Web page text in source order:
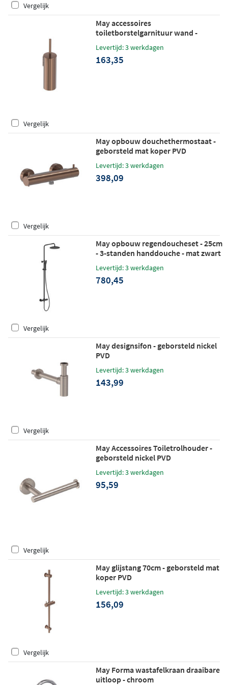
Vergelijk
May accessoires
toiletborstelgarnituur wand -
Levertijd: 3 werkdagen
163,35
Vergelijk
May opbouw douchethermostaat -
geborsteld mat koper PVD
Levertijd: 3 werkdagen
398,09
Vergelijk
May opbouw regendoucheset - 25cm
- 3-standen handdouche - mat zwart
Levertijd: 3 werkdagen
780,45
Vergelijk
May designsifon - geborsteld nickel
PVD
Levertijd: 3 werkdagen
143,99
Vergelijk
May Accessoires Toiletrolhouder -
geborsteld nickel PVD
Levertijd: 3 werkdagen
95,59
Vergelijk
May glijstang 70cm - geborsteld mat
koper PVD
Levertijd: 3 werkdagen
156,09
Vergelijk
May Forma wastafelkraan draaibare
uitloop - chroom